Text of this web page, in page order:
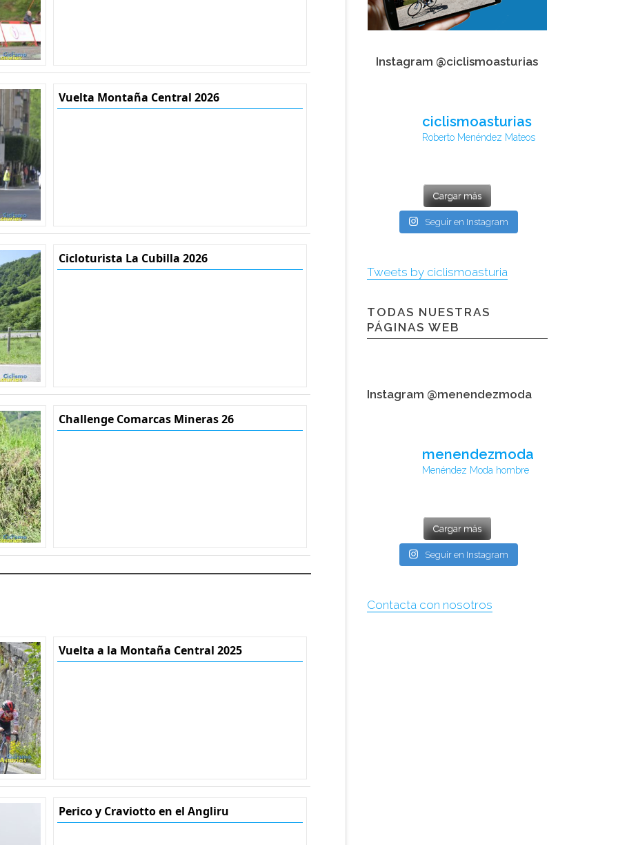
Vuelta Montaña Central 2026
Cicloturista La Cubilla 2026
Challenge Comarcas Mineras 26
Vuelta a la Montaña Central 2025
Perico y Craviotto en el Angliru
Instagram @ciclismoasturias
ciclismoasturias
Roberto Menéndez Mateos
Cargar más
Seguir en Instagram
Tweets by ciclismoasturia
TODAS NUESTRAS
PÁGINAS WEB
Instagram @menendezmoda
menendezmoda
Menéndez Moda hombre
Cargar más
Seguir en Instagram
Contacta con nosotros